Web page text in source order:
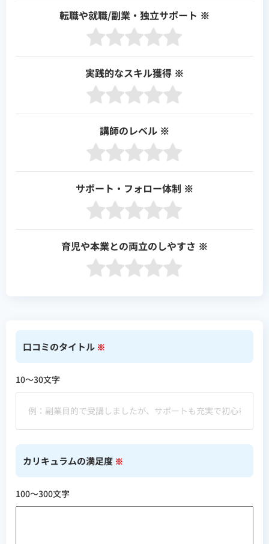
転職や就職/副業・独立サポート ※
実践的なスキル獲得 ※
講師のレベル ※
サポート・フォロー体制 ※
育児や本業との両立のしやすさ ※
口コミのタイトル ※
10〜30文字
カリキュラムの満足度 ※
100〜300文字